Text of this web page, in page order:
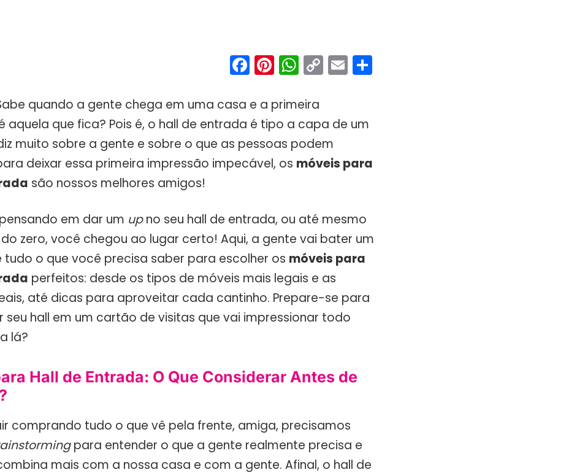
Facebook
Pinterest
WhatsApp
Copy
Link
Email
quando a gente chega em uma casa e a primeira
aquela que fica? Pois é, o hall de entrada é tipo a capa de um
muito sobre a gente e sobre o que as pessoas podem
deixar essa primeira impressão impecável, os móveis para
são nossos melhores amigos!
em dar um upno seu hall de entrada, ou até mesmo
zero, você chegou ao lugar certo! Aqui, a gente vai bater um
o que você precisa saber para escolher os móveis para
perfeitos: desde os tipos de móveis mais legais e as
até dicas para aproveitar cada cantinho. Prepare-se para
seu hall em um cartão de visitas que vai impressionar todo
lá?
Hall de Entrada: O Que Considerar Antes de
comprando tudo o que vê pela frente, amiga, precisamos
para entender o que a gente realmente precisa e
mais com a nossa casa e com a gente. Afinal, o hall de